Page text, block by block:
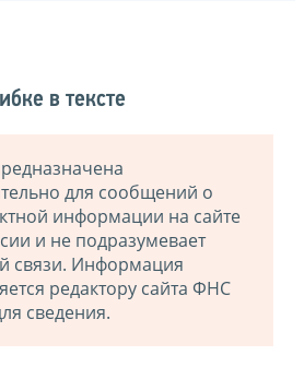
в тексте
для сообщений о
информации на сайте
и не подразумевает
связи. Информация
редактору сайта ФНС
сведения.